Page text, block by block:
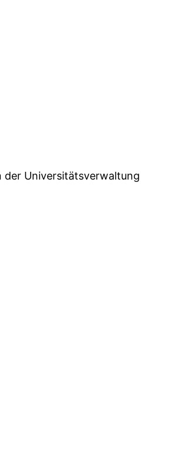
der Universitätsverwaltung